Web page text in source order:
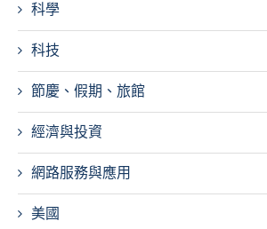
科學
科技
節慶、假期、旅館
經濟與投資
網路服務與應用
美國